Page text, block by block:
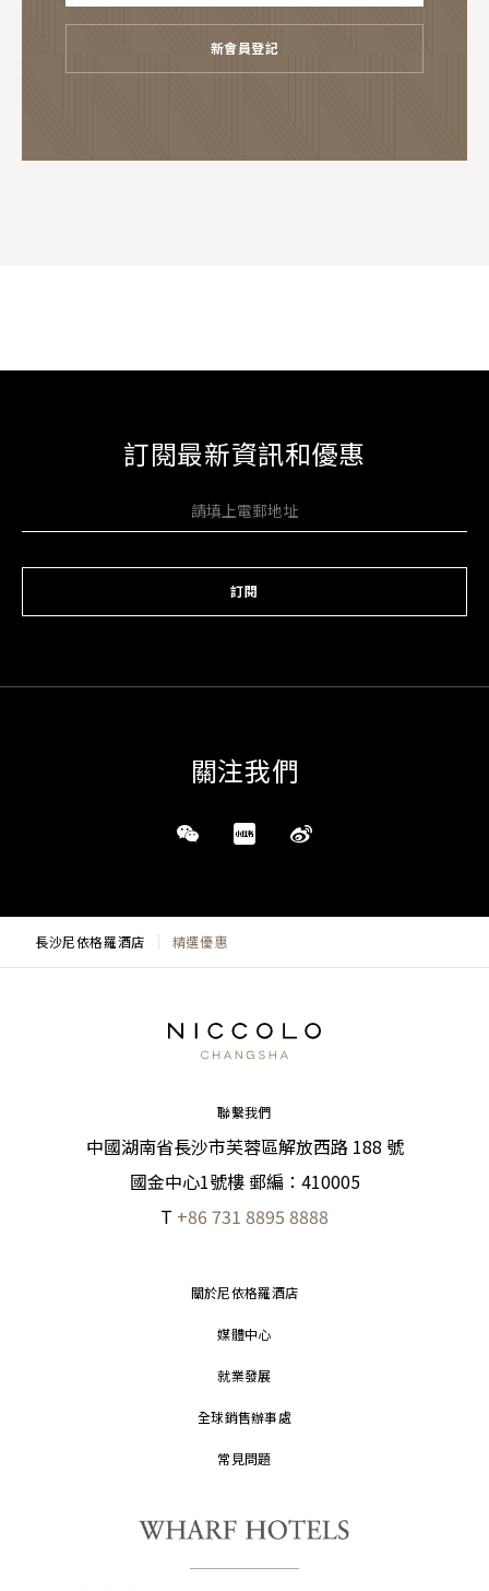
新會員登記
訂閱最新資訊和優惠
訂閱
關注我們
長沙尼依格羅酒店 精選優惠
聯繫我們
中國湖南省長沙市芙蓉區解放西路 188 號
國金中心1號樓 郵編：410005
T +86 731 8895 8888
關於尼依格羅酒店
媒體中心
就業發展
全球銷售辦事處
常見問題